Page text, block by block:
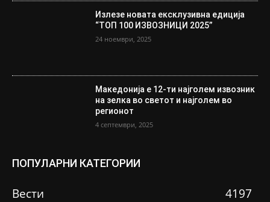
Излезе новата ексклузивна едиција
“ТОП 100 ИЗВОЗНИЦИ 2025”
24 ноември, 2025
Македонија е 12-ти најголем извозник
на зелка во светот и најголем во
регионот
4 септември, 2025
ПОПУЛАРНИ КАТЕГОРИИ
Вести
4197